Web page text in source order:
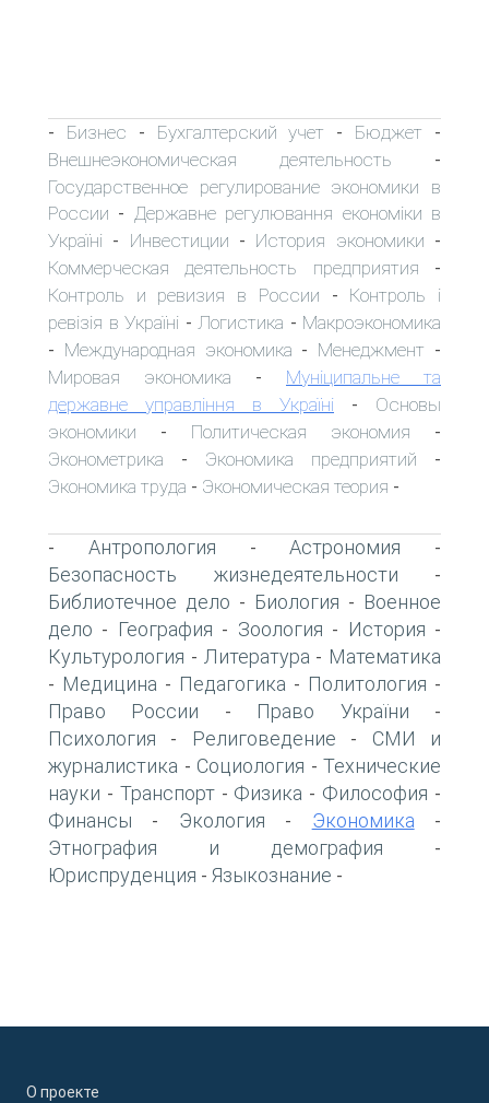
- Бизнес - Бухгалтерский учет - Бюджет -
Внешнеэкономическая деятельность -
Государственное регулирование экономики в
России - Державне регулювання економіки в
Україні - Инвестиции - История экономики -
Коммерческая деятельность предприятия -
Контроль и ревизия в России - Контроль і
ревізія в Україні - Логистика - Макроэкономика
- Международная экономика - Менеджмент -
Мировая экономика - Муніципальне та
державне управління в Україні - Основы
экономики - Политическая экономия -
Эконометрика - Экономика предприятий -
Экономика труда - Экономическая теория -
- Антропология -Астрономия -
Безопасность жизнедеятельности -
Библиотечное дело - Биология - Военное
дело - География - Зоология - История -
Культурология - Литература - Математика
- Медицина - Педагогика - Политология -
Право России - Право України -
Психология - Религоведение - СМИ и
журналистика - Социология - Технические
науки - Транспорт- Физика - Философия -
Финансы - Экология - Экономика -
Этнография и демография -
Юриспруденция - Языкознание -
О проекте